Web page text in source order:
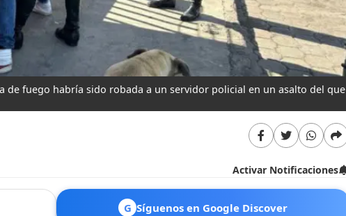
de fuego habría sido robada a un servidor policial en un asalto del que
Activar Notificaciones
G Síguenos en Google Discover